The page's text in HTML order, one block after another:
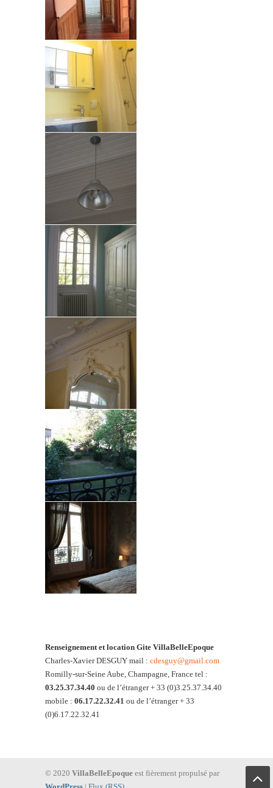
Renseignement et location Gite VillaBelleEpoque
Charles-Xavier DESGUY mail : cdesguy@gmail.com
Romilly-sur-Seine Aube, Champagne, France tel :
03.25.37.34.40 ou de l’étranger + 33 (0)3.25.37.34.40
mobile : 06.17.22.32.41 ou de l’étranger + 33
(0)6.17.22.32.41
© 2020 VillaBelleEpoque est fièrement propulsé par